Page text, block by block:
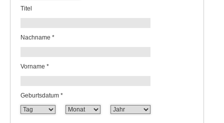
Titel
Nachname *
Vorname *
Geburtsdatum *